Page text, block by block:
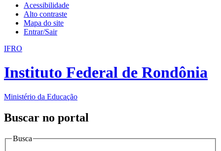
Acessibilidade
Alto contraste
Mapa do site
Entrar/Sair
IFRO
Instituto Federal de Rondônia
Ministério da Educação
Buscar no portal
Busca